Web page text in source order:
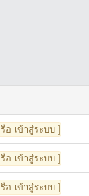
เข้าสู่ระบบ ]
เข้าสู่ระบบ ]
เข้าสู่ระบบ ]